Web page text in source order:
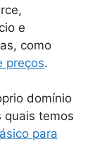
e
como
preços.
domínio
quais temos
para